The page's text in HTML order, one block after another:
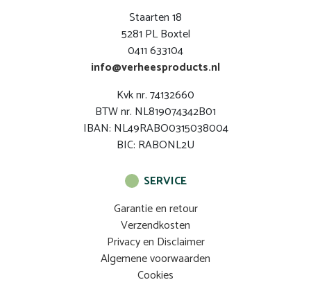
Staarten 18
5281 PL Boxtel
0411 633104
info@verheesproducts.nl
Kvk nr. 74132660
BTW nr. NL819074342B01
IBAN: NL49RABO0315038004
BIC: RABONL2U
SERVICE
Garantie en retour
Verzendkosten
Privacy en Disclaimer
Algemene voorwaarden
Cookies